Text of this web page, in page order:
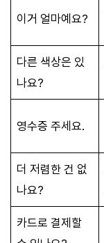
이거 얼마예요?
다른 색상은 있
나요?
영수증 주세요.
더 저렴한 건 없
나요?
카드로 결제할